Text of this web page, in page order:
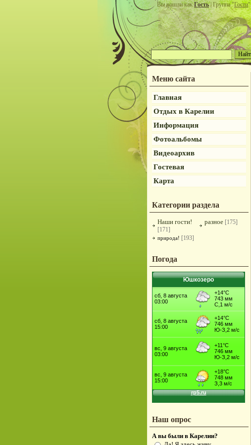
Вы вошли какГость| Группа "Гости"
Меню сайта
Главная
Отдых в Карелии
Информация
Фотоальбомы
Видеоархив
Гостевая
Карта
Категории раздела
Наши гости!
[171]
разное [175]
природа! [193]
Погода
Юшкозеро
Наш опрос
А вы были в Карелии?